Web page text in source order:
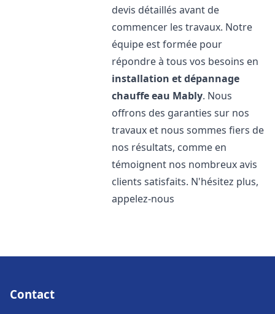
devis détaillés avant de
commencer les travaux. Notre
équipe est formée pour
répondre à tous vos besoins en
installation et dépannage
chauffe eau Mably. Nous
offrons des garanties sur nos
travaux et nous sommes fiers de
nos résultats, comme en
témoignent nos nombreux avis
clients satisfaits. N'hésitez plus,
appelez-nous
Contact